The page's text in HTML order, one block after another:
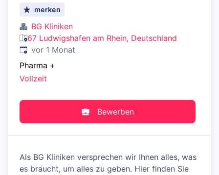
merken
BG Kliniken
67 Ludwigshafen am Rhein, Deutschland
Veröffentlicht:
vor 1 Monat
Pharma +
Vollzeit
Bewerben
Als BG Kliniken versprechen wir Ihnen alles, was
es braucht, um alles zu geben. Hier finden Sie